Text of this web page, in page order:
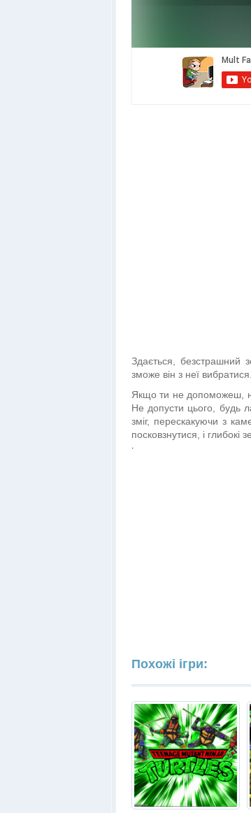
Здається, безстрашний
зможе він з неї вибратися.
Якщо ти не допоможеш,
Не допусти цього, будь
зміг, перескакуючи з
посковзнутися, і глибокі
.
Похожі ігри: